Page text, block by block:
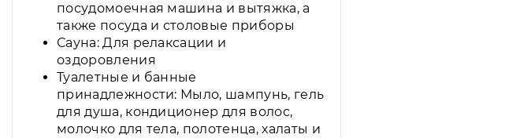
посудомоечная машина и вытяжка, а
также посуда и столовые приборы
Сауна: Для релаксации и
оздоровления
Туалетные и банные
принадлежности: Мыло, шампунь, гель
для душа, кондиционер для волос,
молочко для тела, полотенца, халаты и